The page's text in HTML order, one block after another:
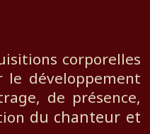
corporelles
développement
de présence,
du chanteur et